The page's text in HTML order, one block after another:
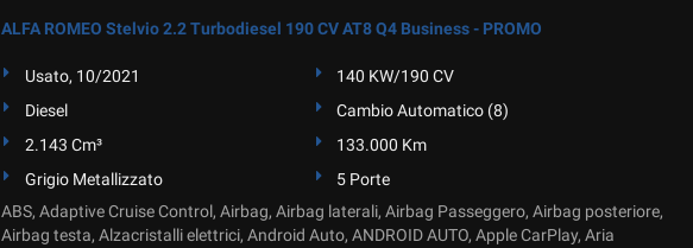
ALFA ROMEO Stelvio 2.2 Turbodiesel 190 CV AT8 Q4 Business - PROMO
Usato, 10/2021
140 KW/190 CV
Diesel
Cambio Automatico (8)
2.143 Cm³
133.000 Km
Grigio Metallizzato
5 Porte
ABS, Adaptive Cruise Control, Airbag, Airbag laterali, Airbag Passeggero, Airbag posteriore,
Airbag testa, Alzacristalli elettrici, Android Auto, ANDROID AUTO, Apple CarPlay, Aria